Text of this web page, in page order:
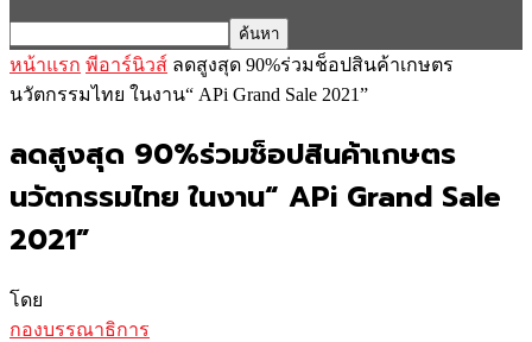
หน้าแรก พีอาร์นิวส์ ลดสูงสุด 90%ร่วมช็อปสินค้าเกษตร
นวัตกรรมไทย ในงาน“ APi Grand Sale 2021”
ลดสูงสุด 90%ร่วมช็อปสินค้าเกษตร
นวัตกรรมไทย ในงาน“ APi Grand Sale
2021”
โดย
กองบรรณาธิการ